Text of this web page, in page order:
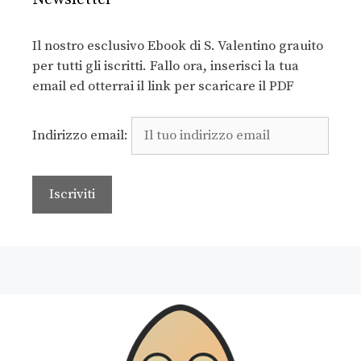
Il nostro esclusivo Ebook di S. Valentino grauito
per tutti gli iscritti. Fallo ora, inserisci la tua
email ed otterrai il link per scaricare il PDF
Indirizzo email: